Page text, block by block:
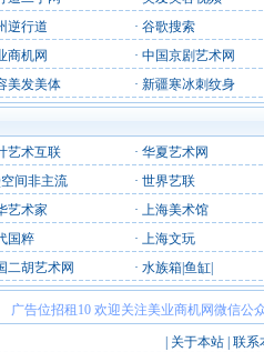
逆行道 · 谷歌搜索
商机网 · 中国京剧艺术网
美发美体 · 新疆寒冰刺纹身
艺术互联 · 华夏艺术网
间非主流 · 世界艺联
艺术家 · 上海美术馆
国粹 · 上海文玩
二胡艺术网 · 水族箱|鱼缸|
广告位招租10 欢迎关注美业商机网微信公
关于本站 联系